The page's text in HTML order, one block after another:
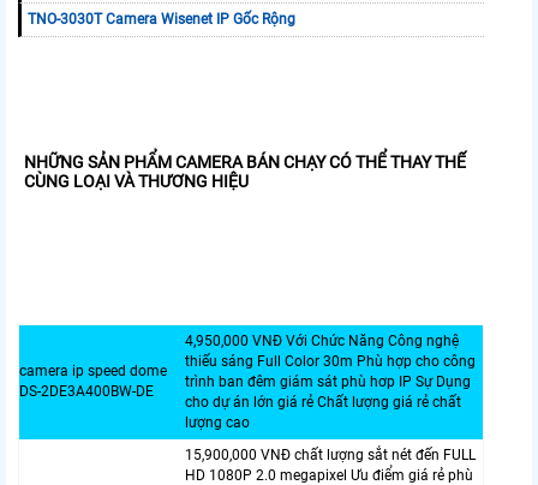
TNO-3030T Camera Wisenet IP Gốc Rộng
NHỮNG SẢN PHẨM CAMERA BÁN CHẠY CÓ THỂ THAY THẾ
CÙNG LOẠI VÀ THƯƠNG HIỆU
camera ip speed dome
DS-2DE3A400BW-DE
4,950,000 VNĐ Với Chức Năng Công nghệ
thiếu sáng Full Color 30m Phù hợp cho công
trình ban đêm giám sát phù hơp IP Sự Dụng
cho dự án lớn giá rẻ Chất lượng giá rẻ chất
lượng cao
15,900,000 VNĐ chất lượng sắt nét đến FULL
HD 1080P 2.0 megapixel Ưu điểm giá rẻ phù